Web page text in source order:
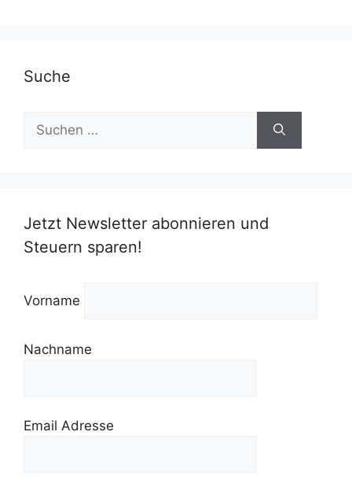
Suche
Suchen
nach:
Jetzt Newsletter abonnieren und
Steuern sparen!
Vorname
Nachname
Email Adresse